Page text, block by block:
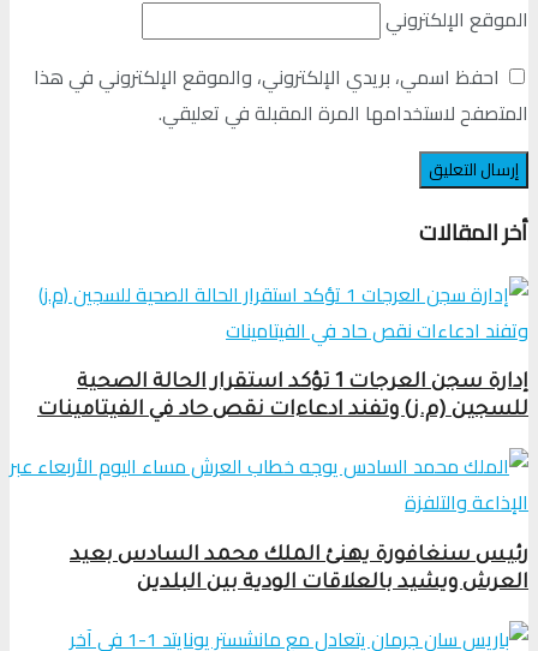
الموقع الإلكتروني
احفظ اسمي، بريدي الإلكتروني، والموقع الإلكتروني في هذا
المتصفح لاستخدامها المرة المقبلة في تعليقي.
أخر المقالات
إدارة سجن العرجات 1 تؤكد استقرار الحالة الصحية
للسجين (م.ز) وتفند ادعاءات نقص حاد في الفيتامينات
رئيس سنغافورة يهنئ الملك محمد السادس بعيد
العرش ويشيد بالعلاقات الودية بين البلدين